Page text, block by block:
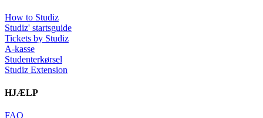
How to Studiz
Studiz' startsguide
Tickets by Studiz
A-kasse
Studenterkørsel
Studiz Extension
HJÆLP
FAQ